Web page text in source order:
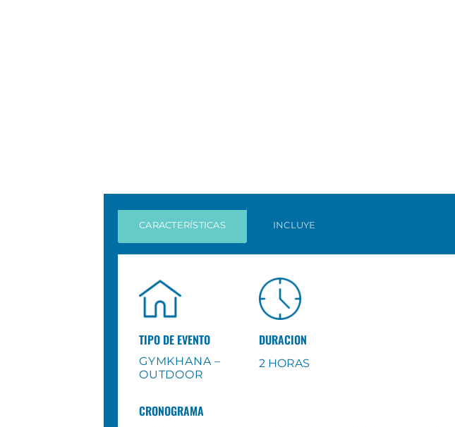
CARACTERÍSTICAS INCLUYE
TIPO DE EVENTO
GYMKHANA –
OUTDOOR
DURACION
2 HORAS
CRONOGRAMA